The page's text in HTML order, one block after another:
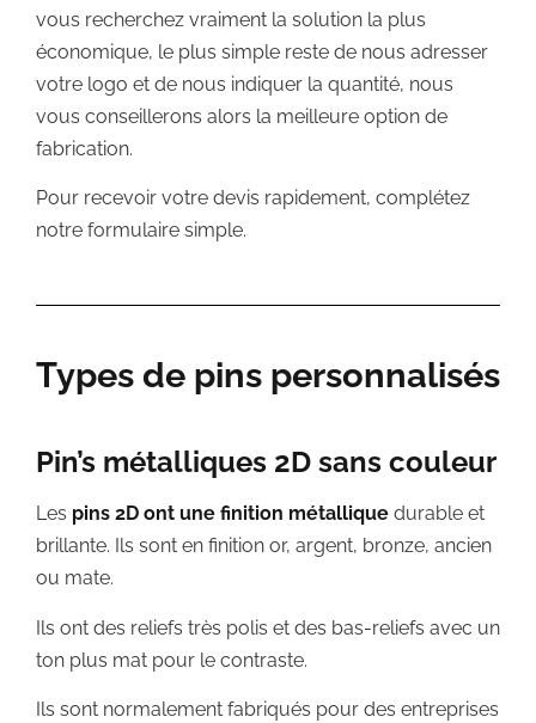
vous recherchez vraiment la solution la plus
économique, le plus simple reste de nous adresser
votre logo et de nous indiquer la quantité, nous
vous conseillerons alors la meilleure option de
fabrication.
Pour recevoir votre devis rapidement, complétez
notre formulaire simple.
Types de pins personnalisés
Pin’s métalliques 2D sans couleur
Les pins 2D ont une finition métallique durable et
brillante. Ils sont en finition or, argent, bronze, ancien
ou mate.
Ils ont des reliefs très polis et des bas-reliefs avec un
ton plus mat pour le contraste.
Ils sont normalement fabriqués pour des entreprises